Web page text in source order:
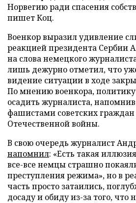
Норвегию ради спасения
пишет Коц.
Военкор выразил удивление
реакцией президента Сербии
на слова немецкого
лишь дежурно отметил, что
видение ситуации в ходе
По мнению военкора, политику
осадить журналиста,
фашистами советских
Отечественной войны.
В свою очередь журналист
напомнил: «Есть такая
все-все немцы страшно
преступления режима», но в
часть просто затаились,
досаду и обиду из-за того, что